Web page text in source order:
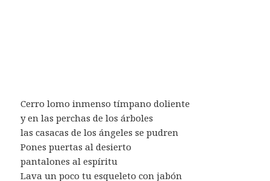
Cerro lomo inmenso tímpano doliente
y en las perchas de los árboles
las casacas de los ángeles se pudren
Pones puertas al desierto
pantalones al espíritu
Lava un poco tu esqueleto con jabón